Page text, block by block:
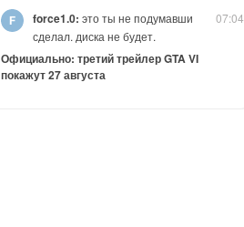
07:04
force1.0: это ты не подумавши
сделал. диска не будет.
Официально: третий трейлер GTA VI
покажут 27 августа